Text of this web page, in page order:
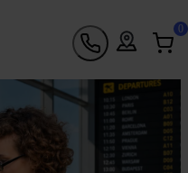
0